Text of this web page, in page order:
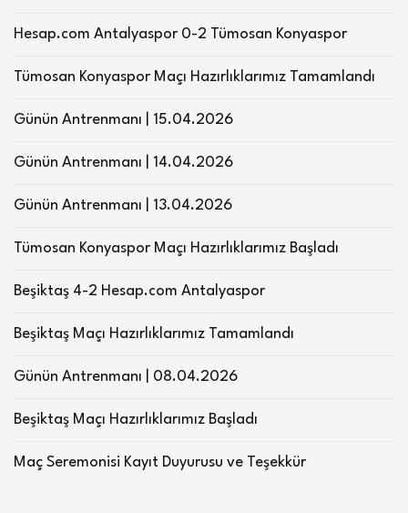
Hesap.com Antalyaspor 0-2 Tümosan Konyaspor
Tümosan Konyaspor Maçı Hazırlıklarımız Tamamlandı
Günün Antrenmanı | 15.04.2026
Günün Antrenmanı | 14.04.2026
Günün Antrenmanı | 13.04.2026
Tümosan Konyaspor Maçı Hazırlıklarımız Başladı
Beşiktaş 4-2 Hesap.com Antalyaspor
Beşiktaş Maçı Hazırlıklarımız Tamamlandı
Günün Antrenmanı | 08.04.2026
Beşiktaş Maçı Hazırlıklarımız Başladı
Maç Seremonisi Kayıt Duyurusu ve Teşekkür